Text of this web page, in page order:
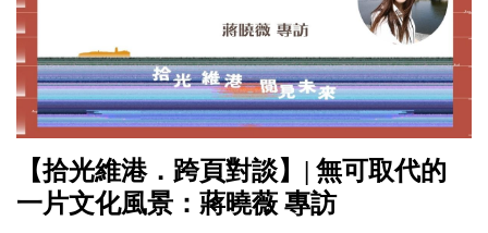
【拾光維港．跨頁對談】| 無可取代的
一片文化風景：蔣曉薇 專訪